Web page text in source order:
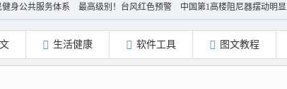
身公共服务体系 最高级别！台风红色预警
中国第1高楼阻尼器摆动明显
老人要查孙子血缘儿媳拒绝 上半年国内手机销量榜
生活健康 软件工具 图文教程